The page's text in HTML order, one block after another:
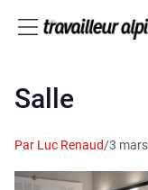
Salle
Par Luc Renaud/3